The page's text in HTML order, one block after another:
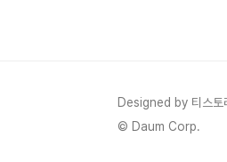
Designed by 티스토
© Daum Corp.